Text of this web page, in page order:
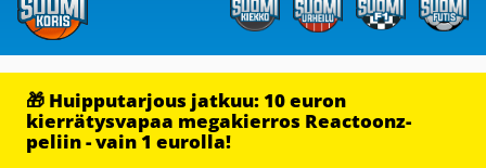
🎁 Huipputarjous jatkuu: 10 euron
kierrätysvapaa megakierros Reactoonz-
peliin - vain 1 eurolla!